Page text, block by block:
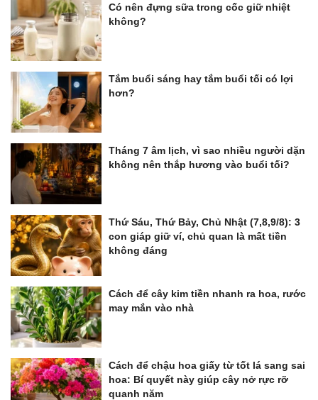
Có nên đựng sữa trong cốc giữ nhiệt
không?
Tắm buổi sáng hay tắm buổi tối có lợi
hơn?
Tháng 7 âm lịch, vì sao nhiều người dặn
không nên thắp hương vào buổi tối?
Thứ Sáu, Thứ Bảy, Chủ Nhật (7,8,9/8): 3
con giáp giữ ví, chủ quan là mất tiền
không đáng
Cách để cây kim tiền nhanh ra hoa, rước
may mắn vào nhà
Cách để chậu hoa giấy từ tốt lá sang sai
hoa: Bí quyết này giúp cây nở rực rỡ
quanh năm